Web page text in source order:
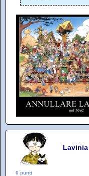
Lavinia
0 punti